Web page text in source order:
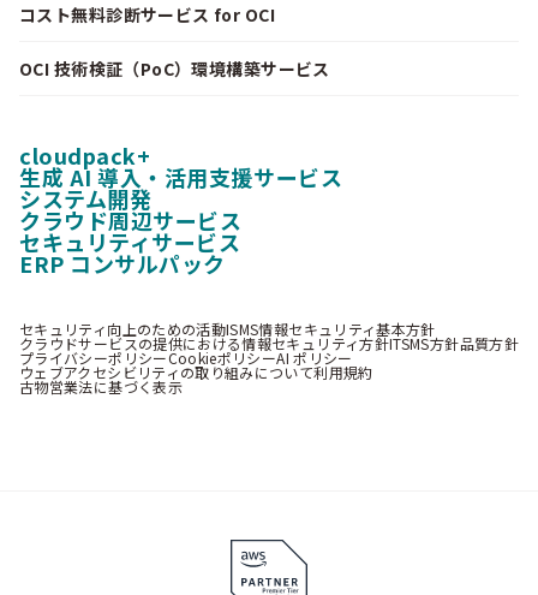
コスト無料診断サービス for OCI
OCI 技術検証（PoC）環境構築サービス
cloudpack+
生成 AI 導入・活用支援サービス
システム開発
クラウド周辺サービス
セキュリティサービス
ERP コンサルパック
セキュリティ向上のための活動ISMS情報セキュリティ基本方針
クラウドサービスの提供における情報セキュリティ方針ITSMS方針品質方針
プライバシーポリシーCookieポリシーAI ポリシー
ウェブアクセシビリティの取り組みについて利用規約
古物営業法に基づく表示